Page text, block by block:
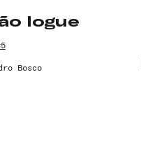
Iogue
Bosco